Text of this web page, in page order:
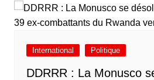
International Politique
DDRRR : La Monusco